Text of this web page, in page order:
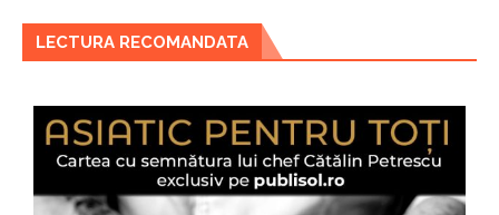
LECTURA RECOMANDATA